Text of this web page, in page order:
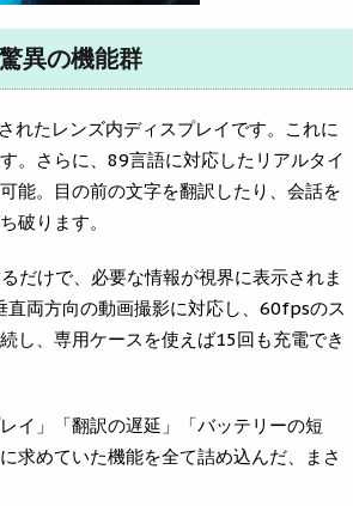
異の機能群
れたレンズ内ディスプレイです。これに
。さらに、89言語に対応したリアルタイ
能。目の前の文字を翻訳したり、会話を
破ります。
だけで、必要な情報が視界に表示されま
両方向の動画撮影に対応し、60fpsのス
し、専用ケースを使えば15回も充電でき
イ」「翻訳の遅延」「バッテリーの短
求めていた機能を全て詰め込んだ、まさ